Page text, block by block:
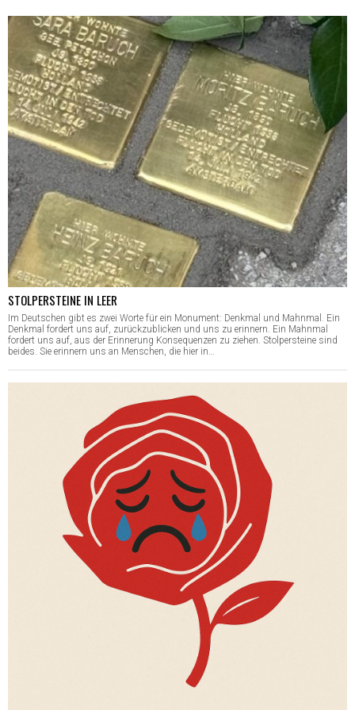
STOLPERSTEINE IN LEER
Im Deutschen gibt es zwei Worte für ein Monument: Denkmal und Mahnmal. Ein
Denkmal fordert uns auf, zurückzublicken und uns zu erinnern. Ein Mahnmal
fordert uns auf, aus der Erinnerung Konsequenzen zu ziehen. Stolpersteine sind
beides. Sie erinnern uns an Menschen, die hier in…